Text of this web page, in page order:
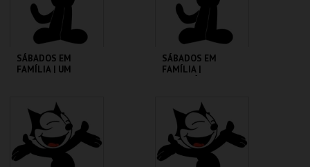
COMPRAR COMPRAR
SÁBADOS EM
FAMÍLIA | UM
CINEMATECA
MAIS INFO
SÁBADOS EM
FAMÍLIA |
CINEMATECA
MAIS INFO